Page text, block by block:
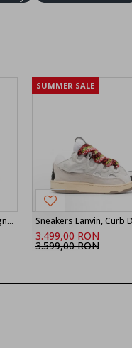
Sneakers Lanvin, Curb Design, Colored Laces, White, Men
SUMMER SALE
3.499,00 RON
3.599,00 RON